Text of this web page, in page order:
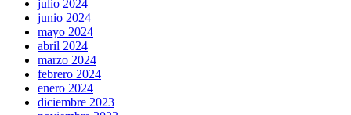
julio 2024
junio 2024
mayo 2024
abril 2024
marzo 2024
febrero 2024
enero 2024
diciembre 2023